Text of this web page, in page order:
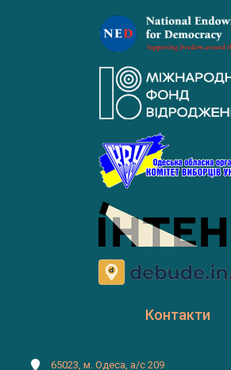
Контакти
65023, м. Одеса, а/с 209